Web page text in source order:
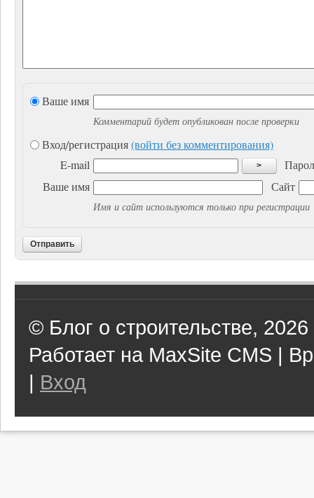
Ваше имя
Комментарий будет опубликован после проверки
Вход/регистрация(войти без комментирования)
E-mail
>
Ваше имя
Сайт
Имя и сайт используются только при регистрации
Отправить
© Блог о строительстве, 2026
Работает на MaxSite CMS |
| Вход